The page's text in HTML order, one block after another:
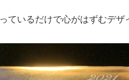
ているだけで心がはずむデザ